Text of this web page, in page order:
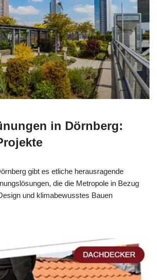
in Dörnberg:
gibt es etliche herausragende
die die Metropole in Bezug
und klimabewusstes Bauen